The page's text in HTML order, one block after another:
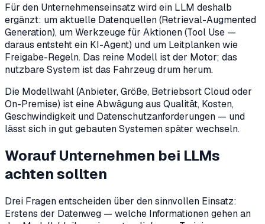
Für den Unternehmenseinsatz wird ein LLM deshalb
ergänzt: um aktuelle Datenquellen (Retrieval-Augmented
Generation), um Werkzeuge für Aktionen (Tool Use —
daraus entsteht ein KI-Agent) und um Leitplanken wie
Freigabe-Regeln. Das reine Modell ist der Motor; das
nutzbare System ist das Fahrzeug drum herum.
Die Modellwahl (Anbieter, Größe, Betriebsort Cloud oder
On-Premise) ist eine Abwägung aus Qualität, Kosten,
Geschwindigkeit und Datenschutzanforderungen — und
lässt sich in gut gebauten Systemen später wechseln.
Worauf Unternehmen bei LLMs
achten sollten
Drei Fragen entscheiden über den sinnvollen Einsatz:
Erstens der Datenweg — welche Informationen gehen an